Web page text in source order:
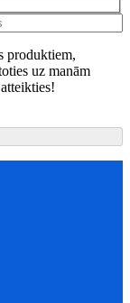
produktiem,
uz manām